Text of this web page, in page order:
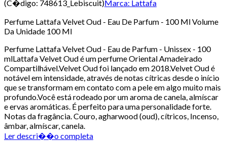
(C�digo: 748613_Lebiscuit)Marca: Lattafa
Perfume Lattafa Velvet Oud - Eau De Parfum - 100 Ml Volume
Da Unidade 100 Ml
Perfume Lattafa Velvet Oud - Eau de Parfum - Unissex - 100
mlLattafa Velvet Oud é um perfume Oriental Amadeirado
Compartilhável.Velvet Oud foi lançado em 2018.Velvet Oud é
notável em intensidade, através de notas cítricas desde o início
que se transformam em contato com a pele em algo muito mais
profundo.Você está rodeado por um aroma de canela, almíscar
e ervas aromáticas. É perfeito para uma personalidade forte.
Notas da fragância. Couro, agharwood (oud), cítricos, Incenso,
âmbar, almíscar, canela.
Ler descri��o completa